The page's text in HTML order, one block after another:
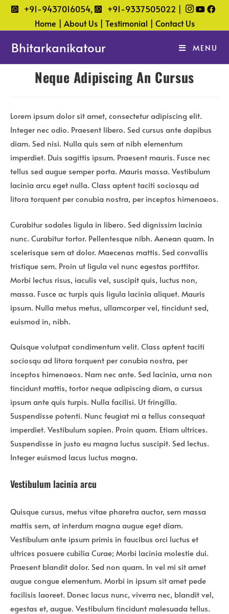
Skip
content
+91-9437016054,
+91-9337505022 |
Home | About Us | Testimonial | Contact Us
Bhitarkanikatour MENU
Neque Adipiscing An Cursus
Lorem ipsum dolor sit amet, consectetur adipiscing elit.
Integer nec odio. Praesent libero. Sed cursus ante dapibus
diam. Sed nisi. Nulla quis sem at nibh elementum
imperdiet. Duis sagittis ipsum. Praesent mauris. Fusce nec
tellus sed augue semper porta. Mauris massa. Vestibulum
lacinia arcu eget nulla. Class aptent taciti sociosqu ad
litora torquent per conubia nostra, per inceptos himenaeos.
Curabitur sodales ligula in libero. Sed dignissim lacinia
nunc. Curabitur tortor. Pellentesque nibh. Aenean quam. In
scelerisque sem at dolor. Maecenas mattis. Sed convallis
tristique sem. Proin ut ligula vel nunc egestas porttitor.
Morbi lectus risus, iaculis vel, suscipit quis, luctus non,
massa. Fusce ac turpis quis ligula lacinia aliquet. Mauris
ipsum. Nulla metus metus, ullamcorper vel, tincidunt sed,
euismod in, nibh.
Quisque volutpat condimentum velit. Class aptent taciti
sociosqu ad litora torquent per conubia nostra, per
inceptos himenaeos. Nam nec ante. Sed lacinia, urna non
tincidunt mattis, tortor neque adipiscing diam, a cursus
ipsum ante quis turpis. Nulla facilisi. Ut fringilla.
Suspendisse potenti. Nunc feugiat mi a tellus consequat
imperdiet. Vestibulum sapien. Proin quam. Etiam ultrices.
Suspendisse in justo eu magna luctus suscipit. Sed lectus.
Integer euismod lacus luctus magna.
Vestibulum lacinia arcu
Quisque cursus, metus vitae pharetra auctor, sem massa
mattis sem, at interdum magna augue eget diam.
Vestibulum ante ipsum primis in faucibus orci luctus et
ultrices posuere cubilia Curae; Morbi lacinia molestie dui.
Praesent blandit dolor. Sed non quam. In vel mi sit amet
augue congue elementum. Morbi in ipsum sit amet pede
facilisis laoreet. Donec lacus nunc, viverra nec, blandit vel,
egestas et, augue. Vestibulum tincidunt malesuada tellus.